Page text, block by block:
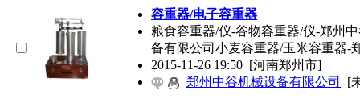
容重器/电子容重器
粮食容重器/仪-谷物容重器/仪-郑州
备有限公司小麦容重器/玉米容重器-
2015-11-26 19:50 [河南郑州市]
郑州中谷机械设备有限公司
[